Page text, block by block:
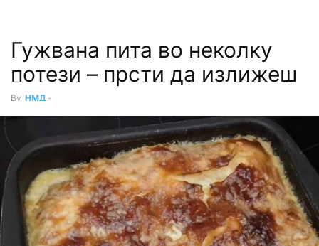
Гужвана пита во неколку
потези – прсти да излижеш
By НМД -